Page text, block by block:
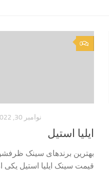
0
نوامبر 30, 2022
ایلیا استیل
بهترین برندهای سینک
قیمت سینک ایلیا استیل یکی